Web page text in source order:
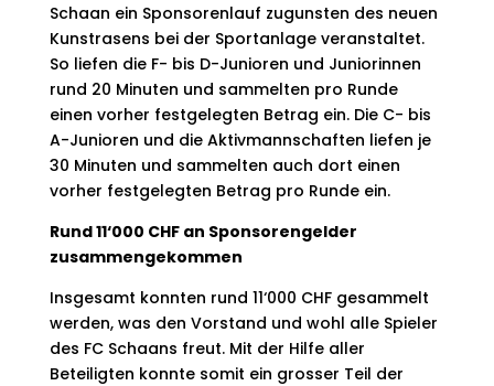
Schaan ein Sponsorenlauf zugunsten des neuen
Kunstrasens bei der Sportanlage veranstaltet.
So liefen die F- bis D-Junioren und Juniorinnen
rund 20 Minuten und sammelten pro Runde
einen vorher festgelegten Betrag ein. Die C- bis
A-Junioren und die Aktivmannschaften liefen je
30 Minuten und sammelten auch dort einen
vorher festgelegten Betrag pro Runde ein.
Rund 11‘000 CHF an Sponsorengelder
zusammengekommen
Insgesamt konnten rund 11‘000 CHF gesammelt
werden, was den Vorstand und wohl alle Spieler
des FC Schaans freut. Mit der Hilfe aller
Beteiligten konnte somit ein grosser Teil der